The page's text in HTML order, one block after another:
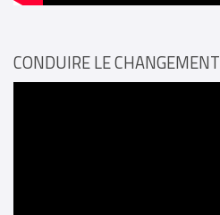
CONDUIRE LE CHANGEMENT